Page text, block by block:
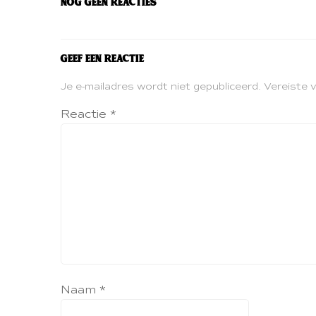
Geef een reactie
Je e-mailadres wordt niet gepubliceerd. Vereiste
Reactie *
Naam *